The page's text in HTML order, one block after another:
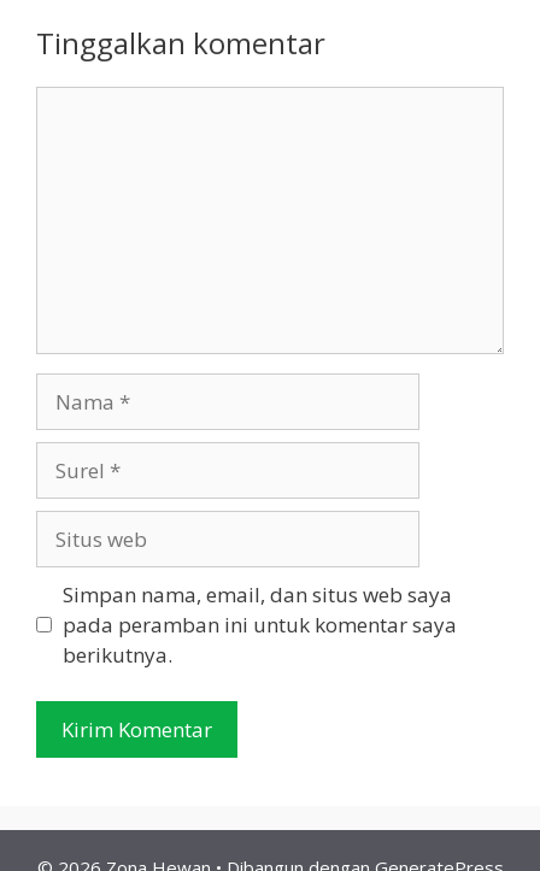
Tinggalkan komentar
web
Simpan nama, email, dan situs web saya
pada peramban ini untuk komentar saya
berikutnya.